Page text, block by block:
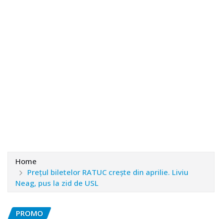
Home
Preţul biletelor RATUC creşte din aprilie. Liviu
Neag, pus la zid de USL
PROMO